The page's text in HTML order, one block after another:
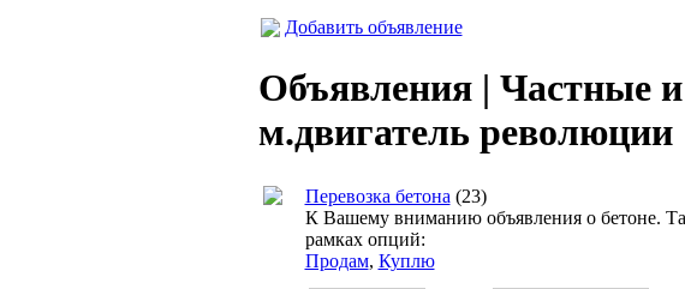
Добавить объявление
Объявления | Частные
м.двигатель революции
Перевозка бетона (23)
К Вашему вниманию объявления о бетоне.
рамках опций:
Продам, Куплю